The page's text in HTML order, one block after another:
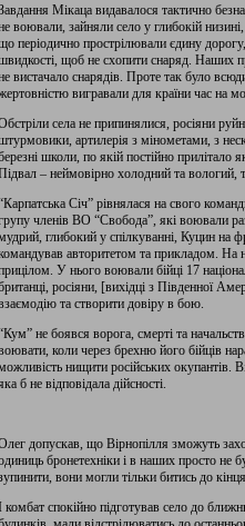
Мікаца видавалося тактично
воювали, зайняли село у глибокій
періодично прострілювали єдину
щоб не схопити снаряд. Наших
вистачало снарядів. Проте так було
вигравали для країни час на
села не припинялися, росіяни
артилерія з мінометами, з
школи, по якій постійно прилітало
– неймовірно холодний та вологий,
Січ” рівнялася на свого
членів ВО “Свобода”, які воювали
глибокий у спілкуванні, Куцин на
авторитетом та прикладом. На
У нього воювали бійці 17
росіяни, [вихідці з Південної
та створити довіру в бою.
не боявся ворога, смерті та
коли через брехню його бійців
нищити російських окупантів.
б не відповідала дійсності.
допускав, що Вірнопілля зможуть
бронетехніки і в наших просто не
вони могли тільки битись до
комбат спокійно підготував село до